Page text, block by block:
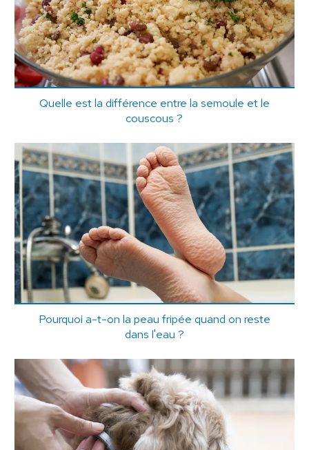
Quelle est la différence entre la semoule et le
couscous ?
Pourquoi a-t-on la peau fripée quand on reste
dans l'eau ?